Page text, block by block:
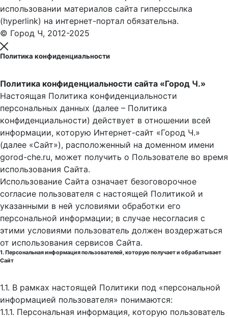
использовании материалов сайта гиперссылка
(hyperlink) на интернет-портал обязательна.
© Город Ч, 2012-2025
Политика конфиденциальности
Политика конфиденциальности сайта «Город Ч.»
Настоящая Политика конфиденциальности
персональных данных (далее – Политика
конфиденциальности) действует в отношении всей
информации, которую Интернет-сайт «Город Ч.»
(далее «Сайт»), расположенный на доменном имени
gorod-che.ru, может получить о Пользователе во время
использования Cайта.
Использование Сайта означает безоговорочное
согласие пользователя с настоящей Политикой и
указанными в ней условиями обработки его
персональной информации; в случае несогласия с
этими условиями пользователь должен воздержаться
от использования сервисов Сайта.
1. Персональная информация пользователей, которую получает и обрабатывает
Сайт
1.1. В рамках настоящей Политики под «персональной
информацией пользователя» понимаются:
1.1.1. Персональная информация, которую пользователь